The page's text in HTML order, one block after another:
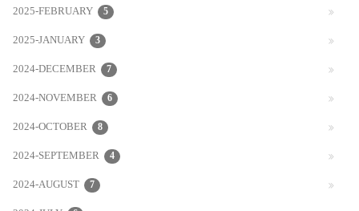
2025-FEBRUARY 5
2025-JANUARY 3
2024-DECEMBER 7
2024-NOVEMBER 6
2024-OCTOBER 8
2024-SEPTEMBER 4
2024-AUGUST 7